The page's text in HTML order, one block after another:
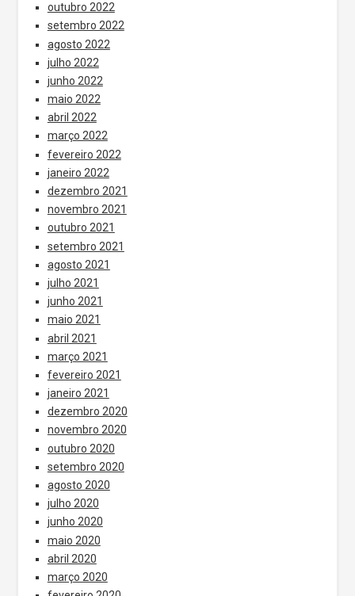
outubro 2022
setembro 2022
agosto 2022
julho 2022
junho 2022
maio 2022
abril 2022
março 2022
fevereiro 2022
janeiro 2022
dezembro 2021
novembro 2021
outubro 2021
setembro 2021
agosto 2021
julho 2021
junho 2021
maio 2021
abril 2021
março 2021
fevereiro 2021
janeiro 2021
dezembro 2020
novembro 2020
outubro 2020
setembro 2020
agosto 2020
julho 2020
junho 2020
maio 2020
abril 2020
março 2020